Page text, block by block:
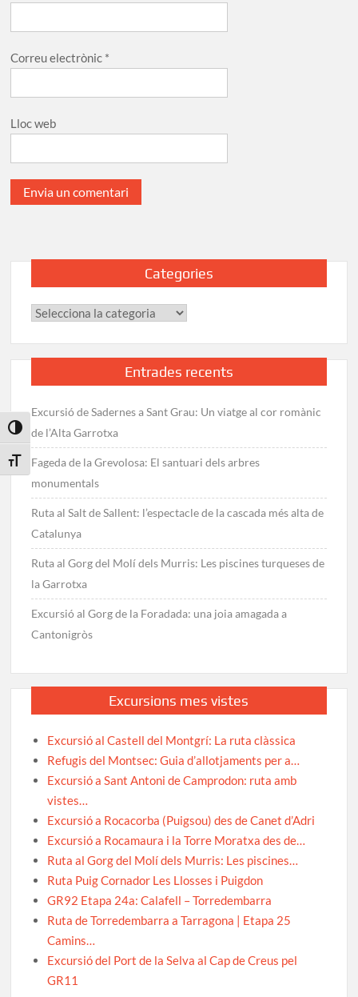
Toggle High Contrast
Toggle Font size
Correu electrònic *
Lloc web
Categories
Categories
Entrades recents
Excursió de Sadernes a Sant Grau: Un viatge al cor romànic
de l’Alta Garrotxa
Fageda de la Grevolosa: El santuari dels arbres
monumentals
Ruta al Salt de Sallent: l’espectacle de la cascada més alta de
Catalunya
Ruta al Gorg del Molí dels Murris: Les piscines turqueses de
la Garrotxa
Excursió al Gorg de la Foradada: una joia amagada a
Cantonigròs
Excursions mes vistes
Excursió al Castell del Montgrí: La ruta clàssica
Refugis del Montsec: Guia d’allotjaments per a…
Excursió a Sant Antoni de Camprodon: ruta amb
vistes…
Excursió a Rocacorba (Puigsou) des de Canet d’Adri
Excursió a Rocamaura i la Torre Moratxa des de…
Ruta al Gorg del Molí dels Murris: Les piscines…
Ruta Puig Cornador Les Llosses i Puigdon
GR92 Etapa 24a: Calafell – Torredembarra
Ruta de Torredembarra a Tarragona | Etapa 25
Camins…
Excursió del Port de la Selva al Cap de Creus pel
GR11